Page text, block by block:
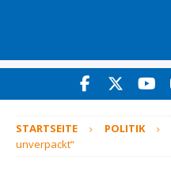
STARTSEITE POLITIK
unverpackt“